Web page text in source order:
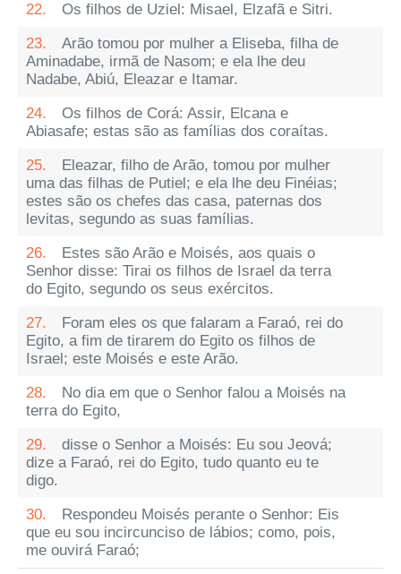
22.
Os filhos de Uziel: Misael, Elzafã e Sitri.
23.
Arão tomou por mulher a Eliseba, filha de
Aminadabe, irmã de Nasom; e ela lhe deu
Nadabe, Abiú, Eleazar e Itamar.
24.
Os filhos de Corá: Assir, Elcana e
Abiasafe; estas são as famílias dos coraítas.
25.
Eleazar, filho de Arão, tomou por mulher
uma das filhas de Putiel; e ela lhe deu Finéias;
estes são os chefes das casa, paternas dos
levitas, segundo as suas famílias.
26.
Estes são Arão e Moisés, aos quais o
Senhor disse: Tirai os filhos de Israel da terra
do Egito, segundo os seus exércitos.
27.
Foram eles os que falaram a Faraó, rei do
Egito, a fim de tirarem do Egito os filhos de
Israel; este Moisés e este Arão.
28.
No dia em que o Senhor falou a Moisés na
terra do Egito,
29.
disse o Senhor a Moisés: Eu sou Jeová;
dize a Faraó, rei do Egito, tudo quanto eu te
digo.
30.
Respondeu Moisés perante o Senhor: Eis
que eu sou incircunciso de lábios; como, pois,
me ouvirá Faraó;